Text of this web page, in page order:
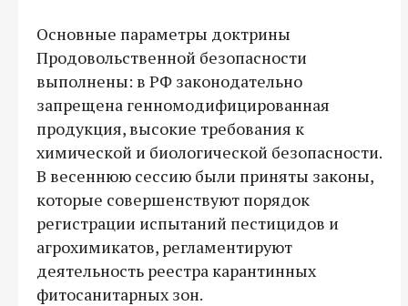
Основные параметры доктрины
Продовольственной безопасности
выполнены: в РФ законодательно
запрещена генномодифицированная
продукция, высокие требования к
химической и биологической безопасности.
В весеннюю сессию были приняты законы,
которые совершенствуют порядок
регистрации испытаний пестицидов и
агрохимикатов, регламентируют
деятельность реестра карантинных
фитосанитарных зон.